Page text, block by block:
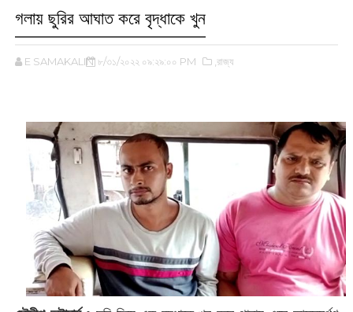
গলায় ছুরির আঘাত করে বৃদ্ধাকে খুন
E SAMAKALIN ৮/৩১/২০২২ ০৯:২৯:০০ PM ,রাজ্য